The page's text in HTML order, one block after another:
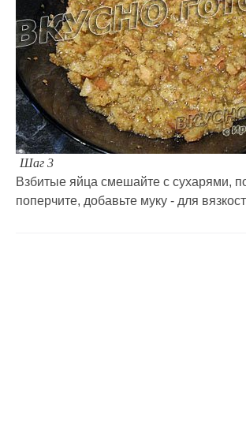
Шаг 3
Взбитые яйца смешайте с сухарями,
поперчите, добавьте муку - для